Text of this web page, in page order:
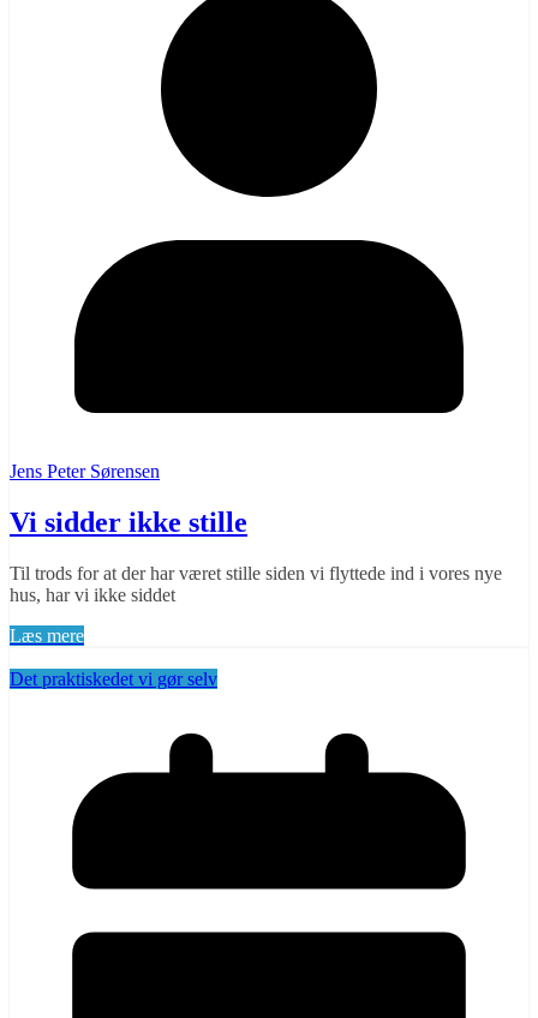
Jens Peter Sørensen
Vi sidder ikke stille
Til trods for at der har været stille siden vi flyttede ind i vores nye
hus, har vi ikke siddet
Læs mere
Det praktiskedet vi gør selv